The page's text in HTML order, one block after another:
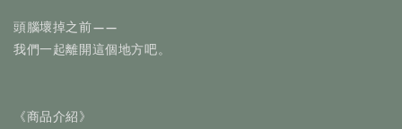
頭腦壞掉之前——
我們一起離開這個地方吧。
《商品介紹》